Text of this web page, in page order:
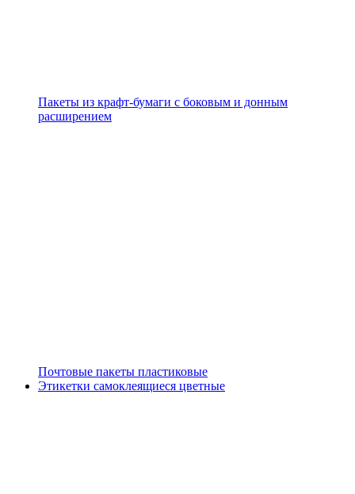
Пакеты из крафт-бумаги с боковым и донным
расширением
Почтовые пакеты пластиковые
Этикетки самоклеящиеся цветные